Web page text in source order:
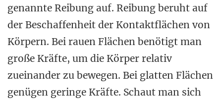
genannte Reibung auf. Reibung beruht auf
der Beschaffenheit der Kontaktflächen von
Körpern. Bei rauen Flächen benötigt man
große Kräfte, um die Körper relativ
zueinander zu bewegen. Bei glatten Flächen
genügen geringe Kräfte. Schaut man sich